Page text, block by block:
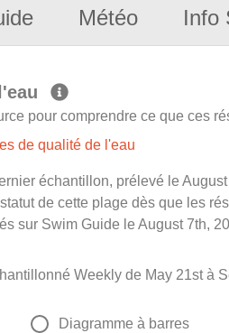
Météo Info
pour comprendre ce que ces
de qualité de l'eau
échantillon, prélevé le
de cette plage dès que les
sur Swim Guide le August 7th,
Weekly de May 21st à
Diagramme à barres